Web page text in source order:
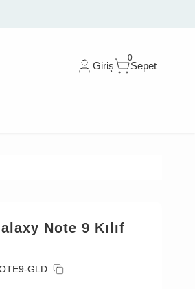
Giriş
0
Sepet
Note 9 Kılıf
GLD